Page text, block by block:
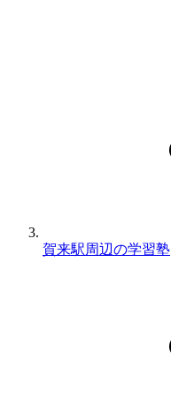
賀来駅周辺の学習塾